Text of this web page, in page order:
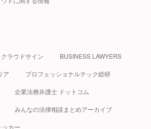
クラウドサイン BUSINESS LAWYERS
ア プロフェッショナルテック総研
企業法務弁護士 ドットコム
みんなの法律相談まとめアーカイブ
ッカー